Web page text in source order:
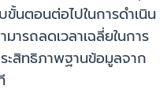
ขั้นตอนต่อไปในการดำเนิน
ารถลดเวลาเฉลี่ยในการ
สิทธิภาพฐานข้อมูลจาก